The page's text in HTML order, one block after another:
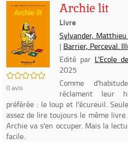
/5
0avis
Archie lit
Livre
Sylvander,
| Barrier, Perceval.
Edité par L'Ecole
2025
Comme
réclament leur
préférée : le loup et l'écureuil.
assez de lire toujours le même
Archie va s'en occuper. Mais la
facile..